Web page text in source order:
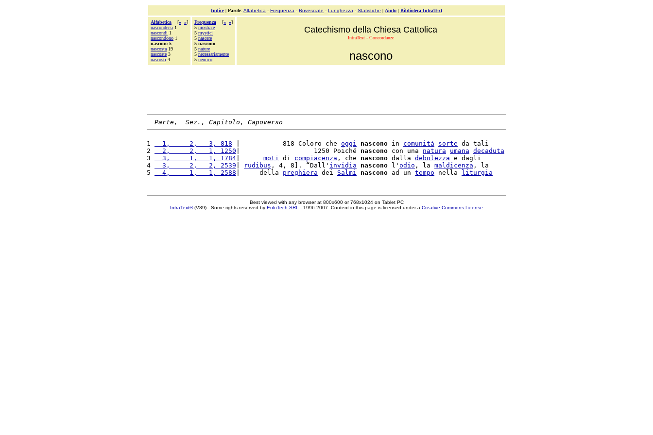
Indice| Parole: Alfabetica - Frequenza - Rovesciate - Lunghezza - Statistiche | Aiuto | Biblioteca IntraText
Alfabetica [« »]
nascondersi 1
nascondi 1
nascondono 1
nascono 5
nascosta 19
nascoste 3
nascosti 4
Frequenza [« »]
5 mostrare
5 mystici
5 nascere
5 nascono
5 nature
5 necessariamente
5 nemico
Catechismo della Chiesa Cattolica
IntraText - Concordanze
nascono
Parte,  Sez., Capitolo, Capoverso
1
  1,     2,   3, 818
|           818 Coloro che oggi nascono in comunità sorte da tali
2
  2,     2,   1, 1250
|                   1250 Poiché nascono con una natura umana decaduta
3
  3,     1,   1, 1784
moti di compiacenza , che nascono dalla debolezza e dagli
4
  3,     2,   2, 2539
rudibus , 4, 8]. “Dall' invidia nascono l' odio , la maldicenza , la
5
  4,     1,   1, 2588
|     della preghiera dei Salmi nascono ad un tempo nella liturgia
Best viewed with any browser at 800x600 or 768x1024 on Tablet PC
IntraText®(V89) - Some rights reserved by EuloTech SRL - 1996-2007. Content in this page is licensed under a Creative Commons License